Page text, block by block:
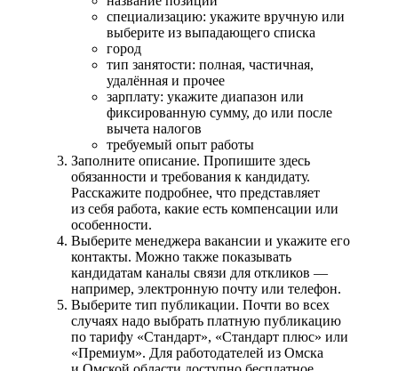
специализацию: укажите вручную или
выберите из выпадающего списка
город
тип занятости: полная, частичная,
удалённая и прочее
зарплату: укажите диапазон или
фиксированную сумму, до или после
вычета налогов
требуемый опыт работы
Заполните описание. Пропишите здесь
обязанности и требования к кандидату.
Расскажите подробнее, что представляет
из себя работа, какие есть компенсации или
особенности.
Выберите менеджера вакансии и укажите его
контакты. Можно также показывать
кандидатам каналы связи для откликов —
например, электронную почту или телефон.
Выберите тип публикации. Почти во всех
случаях надо выбрать платную публикацию
по тарифу «Стандарт», «Стандарт плюс» или
«Премиум». Для работодателей из Омска